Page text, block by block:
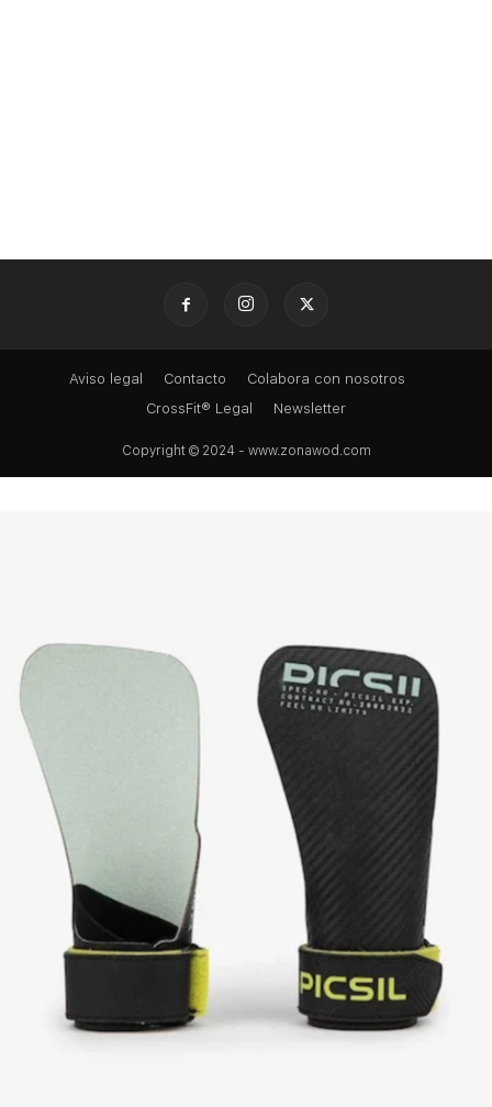
Aviso legal Contacto
Colabora con nosotros
CrossFit® Legal
Newsletter
Copyright © 2024 - www.zonawod.com